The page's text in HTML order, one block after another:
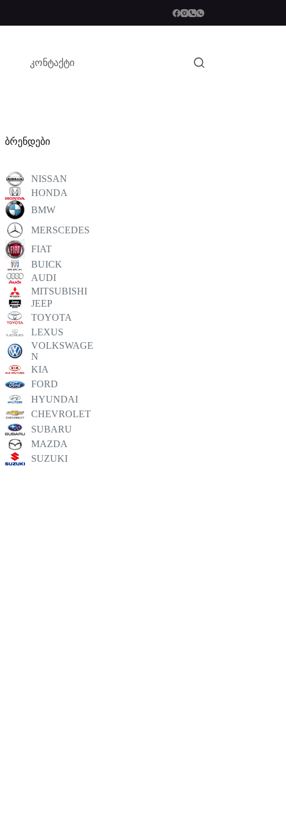
კონტაქტი
ბრენდები
NISSAN
HONDA
BMW
MERSCEDES
FIAT
BUICK
AUDI
MITSUBISHI
JEEP
TOYOTA
LEXUS
VOLKSWAGE
N
KIA
FORD
HYUNDAI
CHEVROLET
SUBARU
MAZDA
SUZUKI